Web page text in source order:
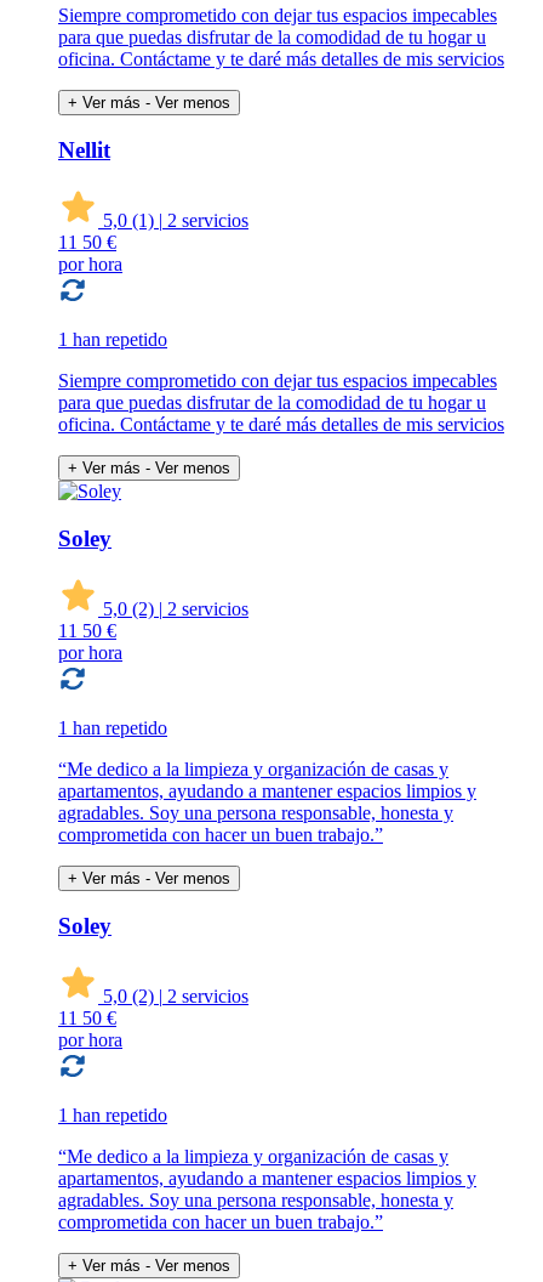
Siempre comprometido con dejar tus espacios impecables
para que puedas disfrutar de la comodidad de tu hogar u
oficina. Contáctame y te daré más detalles de mis servicios
+ Ver más - Ver menos
Nellit
5,0 (1) | 2 servicios
11 50 €
por hora
1 han repetido
Siempre comprometido con dejar tus espacios impecables
para que puedas disfrutar de la comodidad de tu hogar u
oficina. Contáctame y te daré más detalles de mis servicios
+ Ver más - Ver menos
Soley
5,0 (2) | 2 servicios
11 50 €
por hora
1 han repetido
“Me dedico a la limpieza y organización de casas y
apartamentos, ayudando a mantener espacios limpios y
agradables. Soy una persona responsable, honesta y
comprometida con hacer un buen trabajo.”
+ Ver más - Ver menos
Soley
5,0 (2) | 2 servicios
11 50 €
por hora
1 han repetido
“Me dedico a la limpieza y organización de casas y
apartamentos, ayudando a mantener espacios limpios y
agradables. Soy una persona responsable, honesta y
comprometida con hacer un buen trabajo.”
+ Ver más - Ver menos